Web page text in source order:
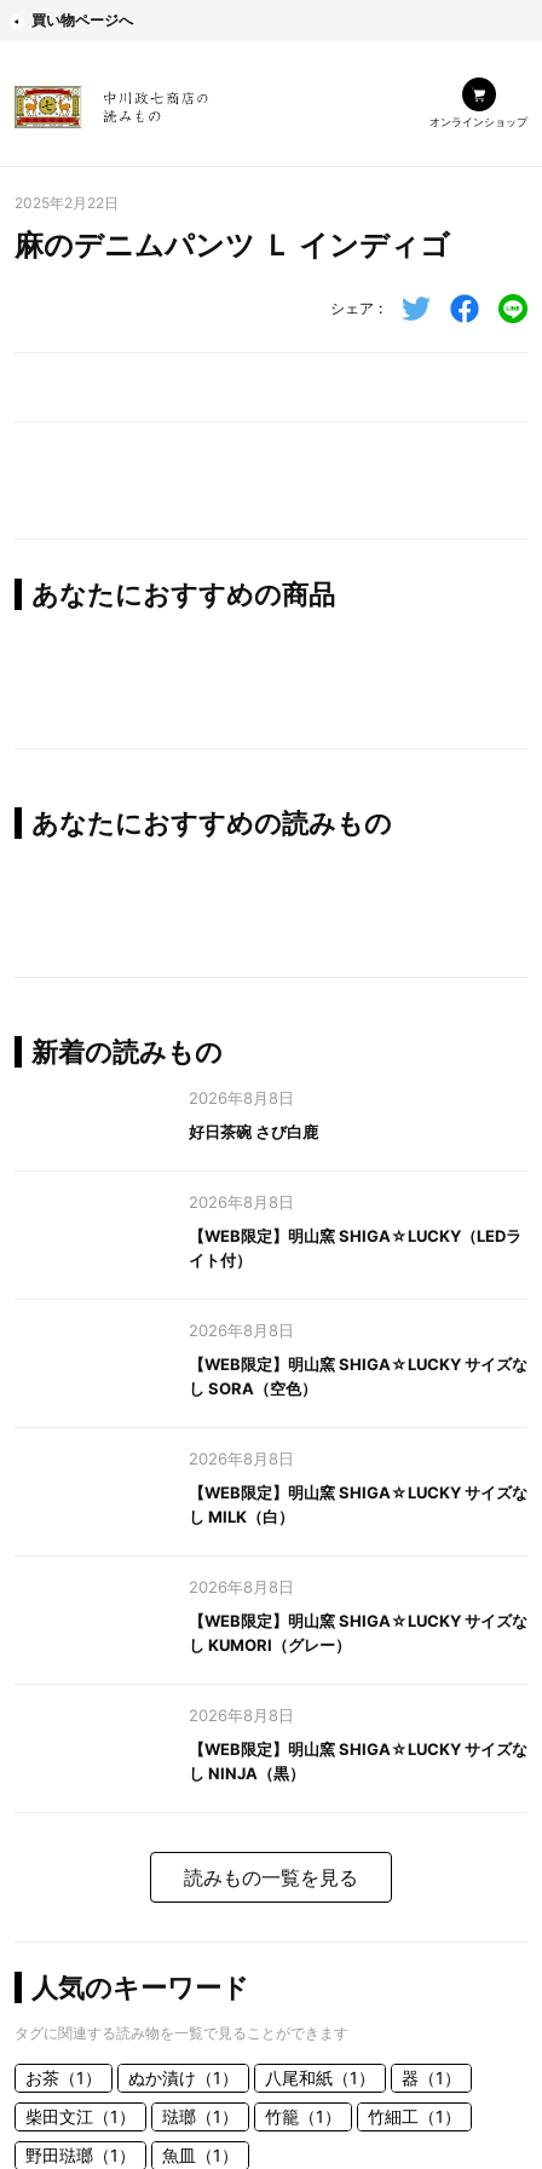
買い物ページへ
オンラインショップ
2025年2月22日
麻のデニムパンツ Ｌ インディゴ
シェア
あなたにおすすめの商品
あなたにおすすめの読みもの
新着の読みもの
2026年8月8日
好日茶碗 さび白鹿
2026年8月8日
【WEB限定】明山窯 SHIGA☆LUCKY（LEDラ
イト付）
2026年8月8日
【WEB限定】明山窯 SHIGA☆LUCKY サイズな
し SORA（空色）
2026年8月8日
【WEB限定】明山窯 SHIGA☆LUCKY サイズな
し MILK（白）
2026年8月8日
【WEB限定】明山窯 SHIGA☆LUCKY サイズな
し KUMORI（グレー）
2026年8月8日
【WEB限定】明山窯 SHIGA☆LUCKY サイズな
し NINJA（黒）
読みもの一覧を見る
人気のキーワード
タグに関連する読み物を一覧で見ることができます
お茶（1） ぬか漬け（1） 八尾和紙（1）
器（1）
柴田文江（1）
琺瑯（1） 竹籠（1）
竹細工（1）
野田琺瑯（1）
魚皿（1）